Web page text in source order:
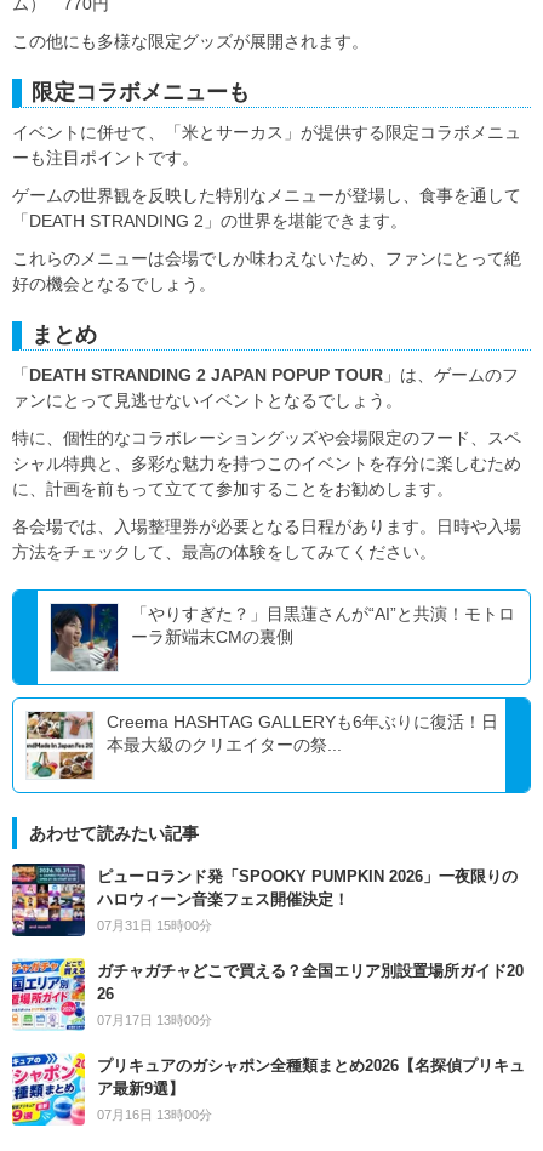
この他にも多様な限定グッズが展開されます。
限定コラボメニューも
イベントに併せて、「米とサーカス」が提供する限定コラボメニュ
ーも注目ポイントです。
ゲームの世界観を反映した特別なメニューが登場し、食事を通して
「DEATH STRANDING 2」の世界を堪能できます。
これらのメニューは会場でしか味わえないため、ファンにとって絶
好の機会となるでしょう。
まとめ
「DEATH STRANDING 2 JAPAN POPUP TOUR 」は、ゲームのフ
ァンにとって見逃せないイベントとなるでしょう。
特に、個性的なコラボレーショングッズや会場限定のフード、スペ
シャル特典と、多彩な魅力を持つこのイベントを存分に楽しむため
に、計画を前もって立てて参加することをお勧めします。
各会場では、入場整理券が必要となる日程があります。日時や入場
方法をチェックして、最高の体験をしてみてください。
「やりすぎた？」目黒蓮さんが“AI”と共演！モトロ
ーラ新端末CMの裏側
Creema HASHTAG GALLERYも6年ぶりに復活！日
本最大級のクリエイターの祭...
あわせて読みたい記事
ピューロランド発「SPOOKY PUMPKIN 2026」一夜限りの
ハロウィーン音楽フェス開催決定！
07月31日 15時00分
ガチャガチャどこで買える？全国エリア別設置場所ガイド20
26
07月17日 13時00分
プリキュアのガシャポン全種類まとめ2026【名探偵プリキュ
ア最新9選】
07月16日 13時00分